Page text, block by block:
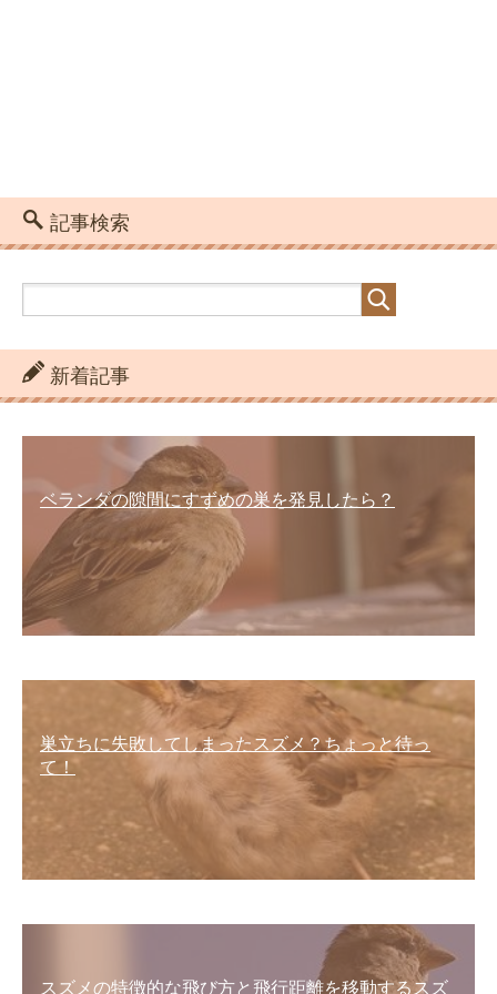
記事検索
新着記事
ベランダの隙間にすずめの巣を発見したら？
巣立ちに失敗してしまったスズメ？ちょっと待っ
て！
スズメの特徴的な飛び方と飛行距離を移動するスズ